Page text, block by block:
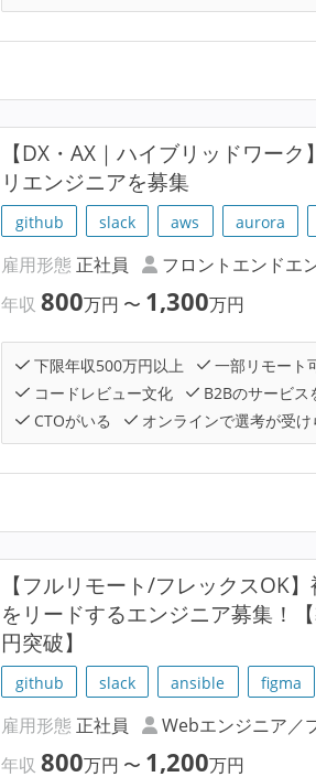
【DX・AX｜ハイブリッドワー
リエンジニアを募集
github slack aws aurora
雇用形態 正社員 フロントエンドエ
年収800万円 〜 1,300万円
下限年収500万円以上 一部リモート
コードレビュー文化
B2Bのサービス
CTOがいる
オンラインで選考が受け
【フルリモート/フレックスOK
をリードするエンジニア募集！
円突破】
github slack ansible figma
雇用形態 正社員 Webエンジニア／
年収800万円 〜 1,200万円